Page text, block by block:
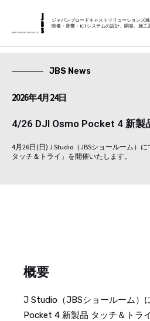
ジャパンブロードキャストソリューションズ
映像・音響・ICTシステムの設計、開発、施工
JBS News
2026年4月24日
4/26 DJI Osmo Pocket 4 新製
4月26日(日) J Studio（JBSショールーム）に
タッチ＆トライ」を開催いたします。
概要
J Studio（JBSショールーム）
Pocket 4 新製品 タッチ＆トラ